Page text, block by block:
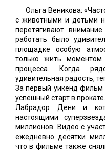
Ольга Веникова:
с животными и детьми
перетягивают
работать было
площадке особую
только жить моментом
процесса. Когда
удивительная радость,
За первый уикенд фильм
успешный старт в прокате.
Лабрадор Дени и
настоящими
миллионов. Видео с
ежедневно десятки
что в фильме также